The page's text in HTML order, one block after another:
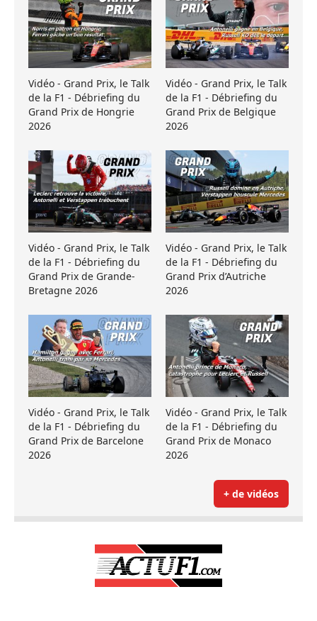
Vidéo - Grand Prix, le Talk
de la F1 - Débriefing du
Grand Prix de Hongrie
2026
Vidéo - Grand Prix, le Talk
de la F1 - Débriefing du
Grand Prix de Belgique
2026
Vidéo - Grand Prix, le Talk
de la F1 - Débriefing du
Grand Prix de Grande-
Bretagne 2026
Vidéo - Grand Prix, le Talk
de la F1 - Débriefing du
Grand Prix d’Autriche
2026
Vidéo - Grand Prix, le Talk
de la F1 - Débriefing du
Grand Prix de Barcelone
2026
Vidéo - Grand Prix, le Talk
de la F1 - Débriefing du
Grand Prix de Monaco
2026
+ de vidéos